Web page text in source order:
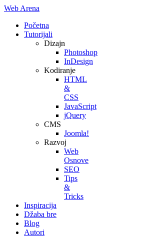
Web Arena
Početna
Tutorijali
Dizajn
Photoshop
InDesign
Kodiranje
HTML
&
CSS
JavaScript
jQuery
CMS
Joomla!
Razvoj
Web
Osnove
SEO
Tips
&
Tricks
Inspiracija
Džaba bre
Blog
Autori